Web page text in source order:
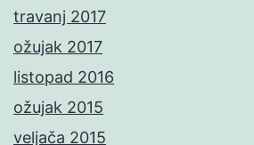
travanj 2017
ožujak 2017
listopad 2016
ožujak 2015
veljača 2015